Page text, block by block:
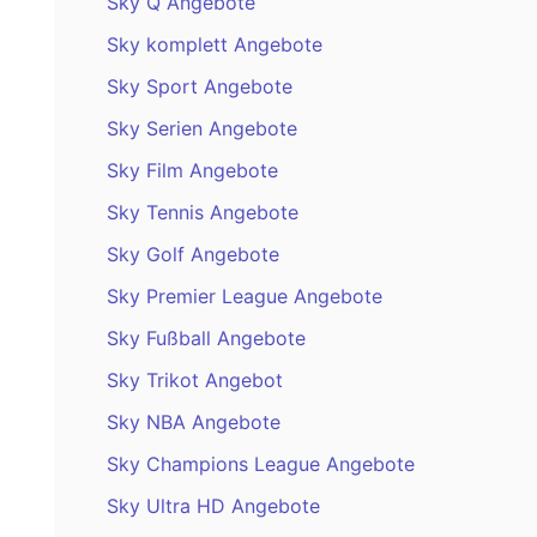
Sky komplett Angebote
Sky Sport Angebote
Sky Serien Angebote
Sky Film Angebote
Sky Tennis Angebote
Sky Golf Angebote
Sky Premier League Angebote
Sky Fußball Angebote
Sky Trikot Angebot
Sky NBA Angebote
Sky Champions League Angebote
Sky Ultra HD Angebote